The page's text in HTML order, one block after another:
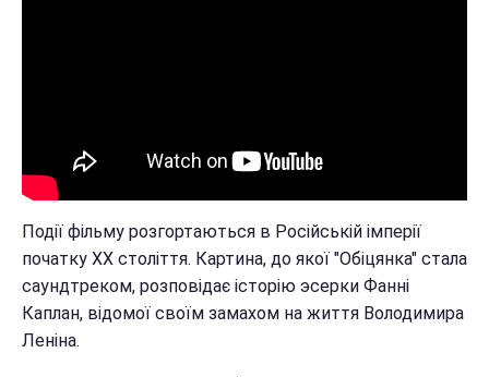
Події фільму розгортаються в Російській імперії
початку ХХ століття. Картина, до якої "Обіцянка" стала
саундтреком, розповідає історію эсерки Фанні
Каплан, відомої своїм замахом на життя Володимира
Леніна.